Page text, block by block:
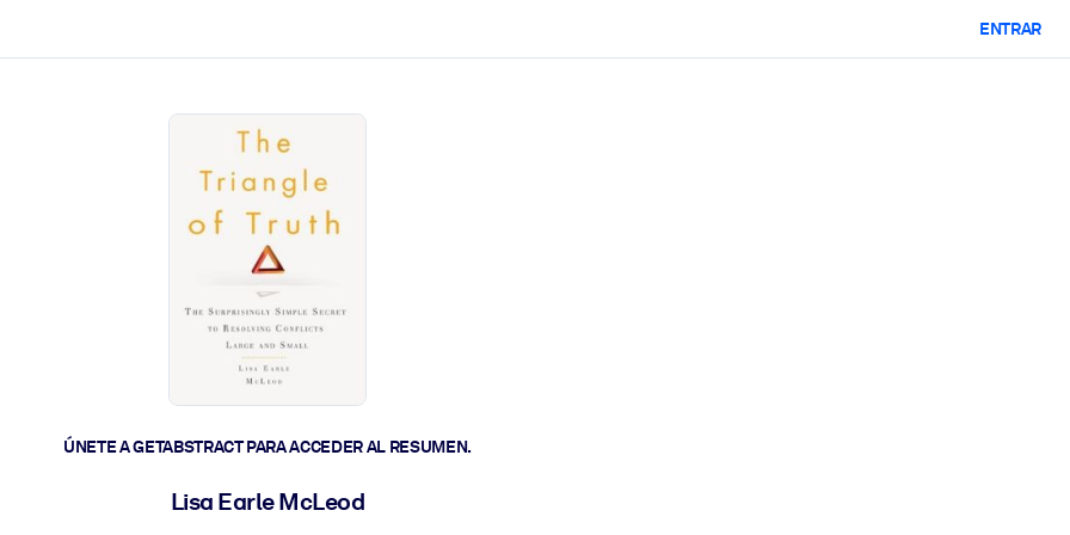
ENTRAR
ÚNETE A GETABSTRACT PARA ACCEDER AL RESUMEN.
Lisa Earle McLeod